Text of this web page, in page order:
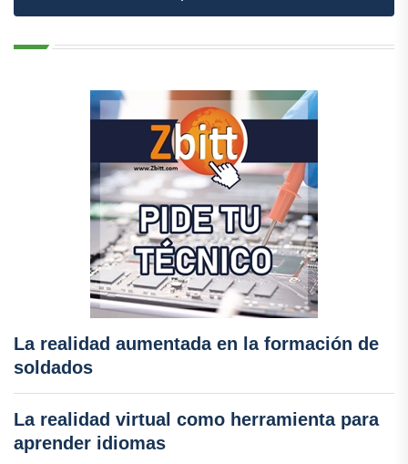
La realidad aumentada en la formación de
soldados
La realidad virtual como herramienta para
aprender idiomas